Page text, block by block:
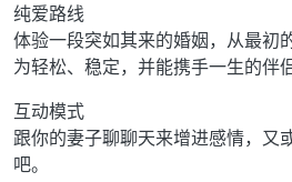
纯爱路线
体验一段突如其来的婚姻，从最初
为轻松、稳定，并能携手一生的伴
互动模式
跟你的妻子聊聊天来增进感情，又
吧。